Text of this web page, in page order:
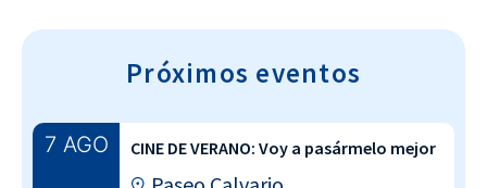
Próximos eventos
7 AGO CINE DE VERANO: Voy a pasármelo mejor